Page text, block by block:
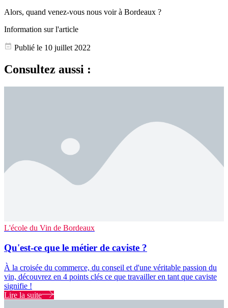
Alors, quand venez-vous nous voir à Bordeaux ?
Information sur l'article
Publié le 10 juillet 2022
Consultez aussi :
L'école du Vin de Bordeaux
Qu'est-ce que le métier de caviste ?
À la croisée du commerce, du conseil et d'une véritable passion du
vin, découvrez en 4 points clés ce que travailler en tant que caviste
signifie !
Lire la suite